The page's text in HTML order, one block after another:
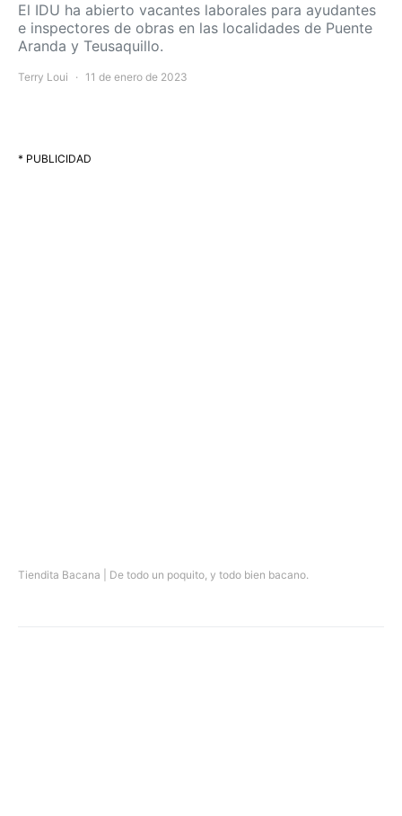
El IDU ha abierto vacantes laborales para ayudantes
e inspectores de obras en las localidades de Puente
Aranda y Teusaquillo.
Terry Loui 11 de enero de 2023
* PUBLICIDAD
Tiendita Bacana | De todo un poquito, y todo bien bacano.